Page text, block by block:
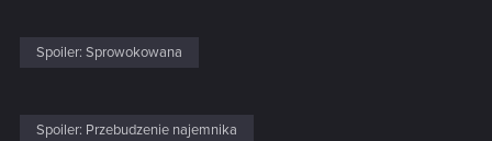
Spoiler: Sprowokowana
Spoiler: Przebudzenie najemnika